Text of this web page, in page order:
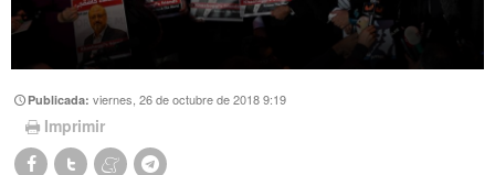
Publicada:viernes, 26 de octubre de 2018 9:19
Imprimir